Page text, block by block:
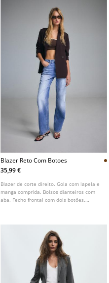
Blazer Reto Com Botoes
35,99 €
Blazer de corte direito. Gola com lapela e
manga comprida. Bolsos dianteiros com
aba. Fecho frontal com dois botões.